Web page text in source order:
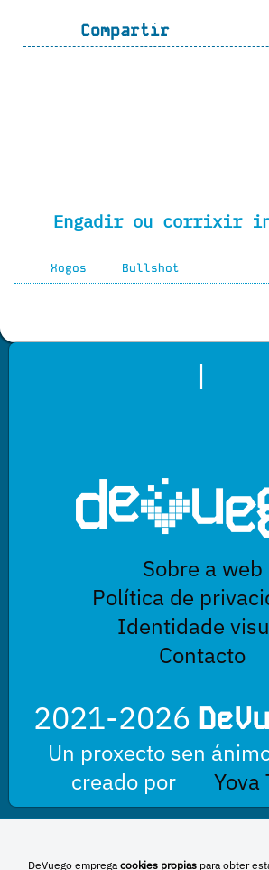
Compartir
Engadir ou corrixir
Xogos Bullshot
|
Sobre a web
Política de
Identidade
Contacto
2021-2026
Un proxecto sen
creado por
Yova
Esta obra está baixo unha licenza de Creative
DeVuego emprega cookies propiaspara obter